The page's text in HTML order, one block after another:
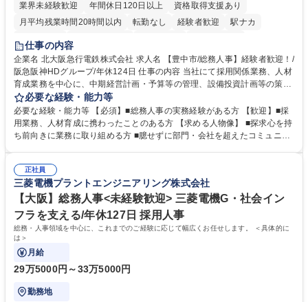
業界未経験歓迎
年間休日120日以上
資格取得支援あり
月平均残業時間20時間以内
転勤なし 経験者歓迎
駅ナカ
退職金あり
土日祝休み
服装自由 昼食補助あり 食事補助あり
仕事の内容
企業名 北大阪急行電鉄株式会社 求人名 【豊中市/総務人事】経験者歓迎！/
阪急阪神HDグループ/年休124日 仕事の内容 当社にて採用関係業務、人材
育成業務を中心に、中期経営計画・予算等の管理、設備投資計画等の策
定、さらに社内の重要会議の運営等、経営の根幹となる幅広い総務人事業
務全般を担当していただきます。 【主な業務内容】 ■採用関係業務および
人材育成(社員研修)業務の推進 ■中期経営計画および予算等の管理 ■設備
投資計画等の策定 ■社内の重要会議の運営 ■その他総務人事業務全般 【入
務人事】経験者歓迎！/阪急阪神HDグループ/年休124日
必要な経験・能力等
必要な経験・能力等 【必須】■総務人事の実務経験がある方 【歓迎】■採
用業務、人材育成に携わったことのある方 【求める人物像】 ■探求心を持
ち前向きに業務に取り組める方 ■臆せずに部門・会社を超えたコミュニケ
囲のメンバーと協調しつつ主体性を持って能動的に業務を推進できる方 学
歴・資格 学歴：大学院 大学 高専 短大 専修学校 高校 語学力： 資格：
正社員
三菱電機プラントエンジニアリング株式会社
【大阪】総務人事<未経験歓迎> 三菱電機G・社会イン
フラを支える/年休127日 採用人事
総務・人事領域を中心に、これまでのご経験に応じて幅広くお任せします。 ＜具体的に
は＞
月給
29万5000円～33万5000円
勤務地